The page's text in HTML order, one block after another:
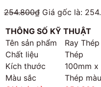
254.800₫ Giá gốc là:
THÔNG SỐ KỸ THUẬT
Tên sản phẩm
Ray
Chất liệu
Thép
Kích thước
100mm
Màu sắc
Thép